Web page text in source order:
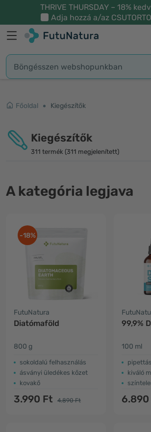
THRIVE THURSDAY – 18%
Adja hozzá a/az
Főoldal Kiegészítők
Kiegészítők
311 termék (311 megjelenített)
A kategória legjava
-18%
FutuNatura
Diatómaföld
800 g
sokoldalú felhasználás
ásványi üledékes kőzet
kovakő
3.990 Ft 4.890 Ft
99,9%
100 ml
kiváló
6.890